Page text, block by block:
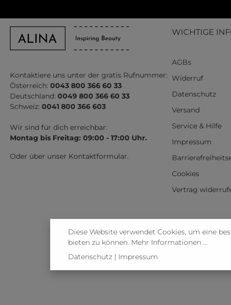
Kontaktiere uns unter der gratis Rufnummer:
Österreich: 0043 800 366 60 33
Deutschland: 0049 800 366 60 33
Schweiz: 0041 800 366 603
Wir sind für dich erreichbar:
Montag bis Freitag: 09:00 - 17:00 Uhr.
Oder über unser Kontaktformular.
WICHTIGE
AGBs
Widerruf
Datenschutz
Versand
Service & Hilfe
Impressum
Cookies
Vertrag
Diese Website verwendet Cookies, um eine
bieten zu können. Mehr Informationen ...
Datenschutz| Impressum